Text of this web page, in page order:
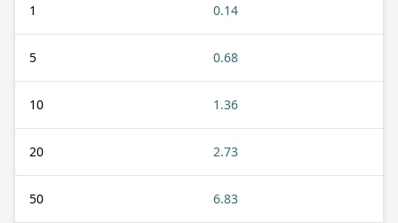
1 0.14
5 0.68
10 1.36
20 2.73
50 6.83